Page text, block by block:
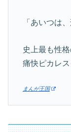
「あいつは
史上最も性
痛快ピカレ
まんが王国